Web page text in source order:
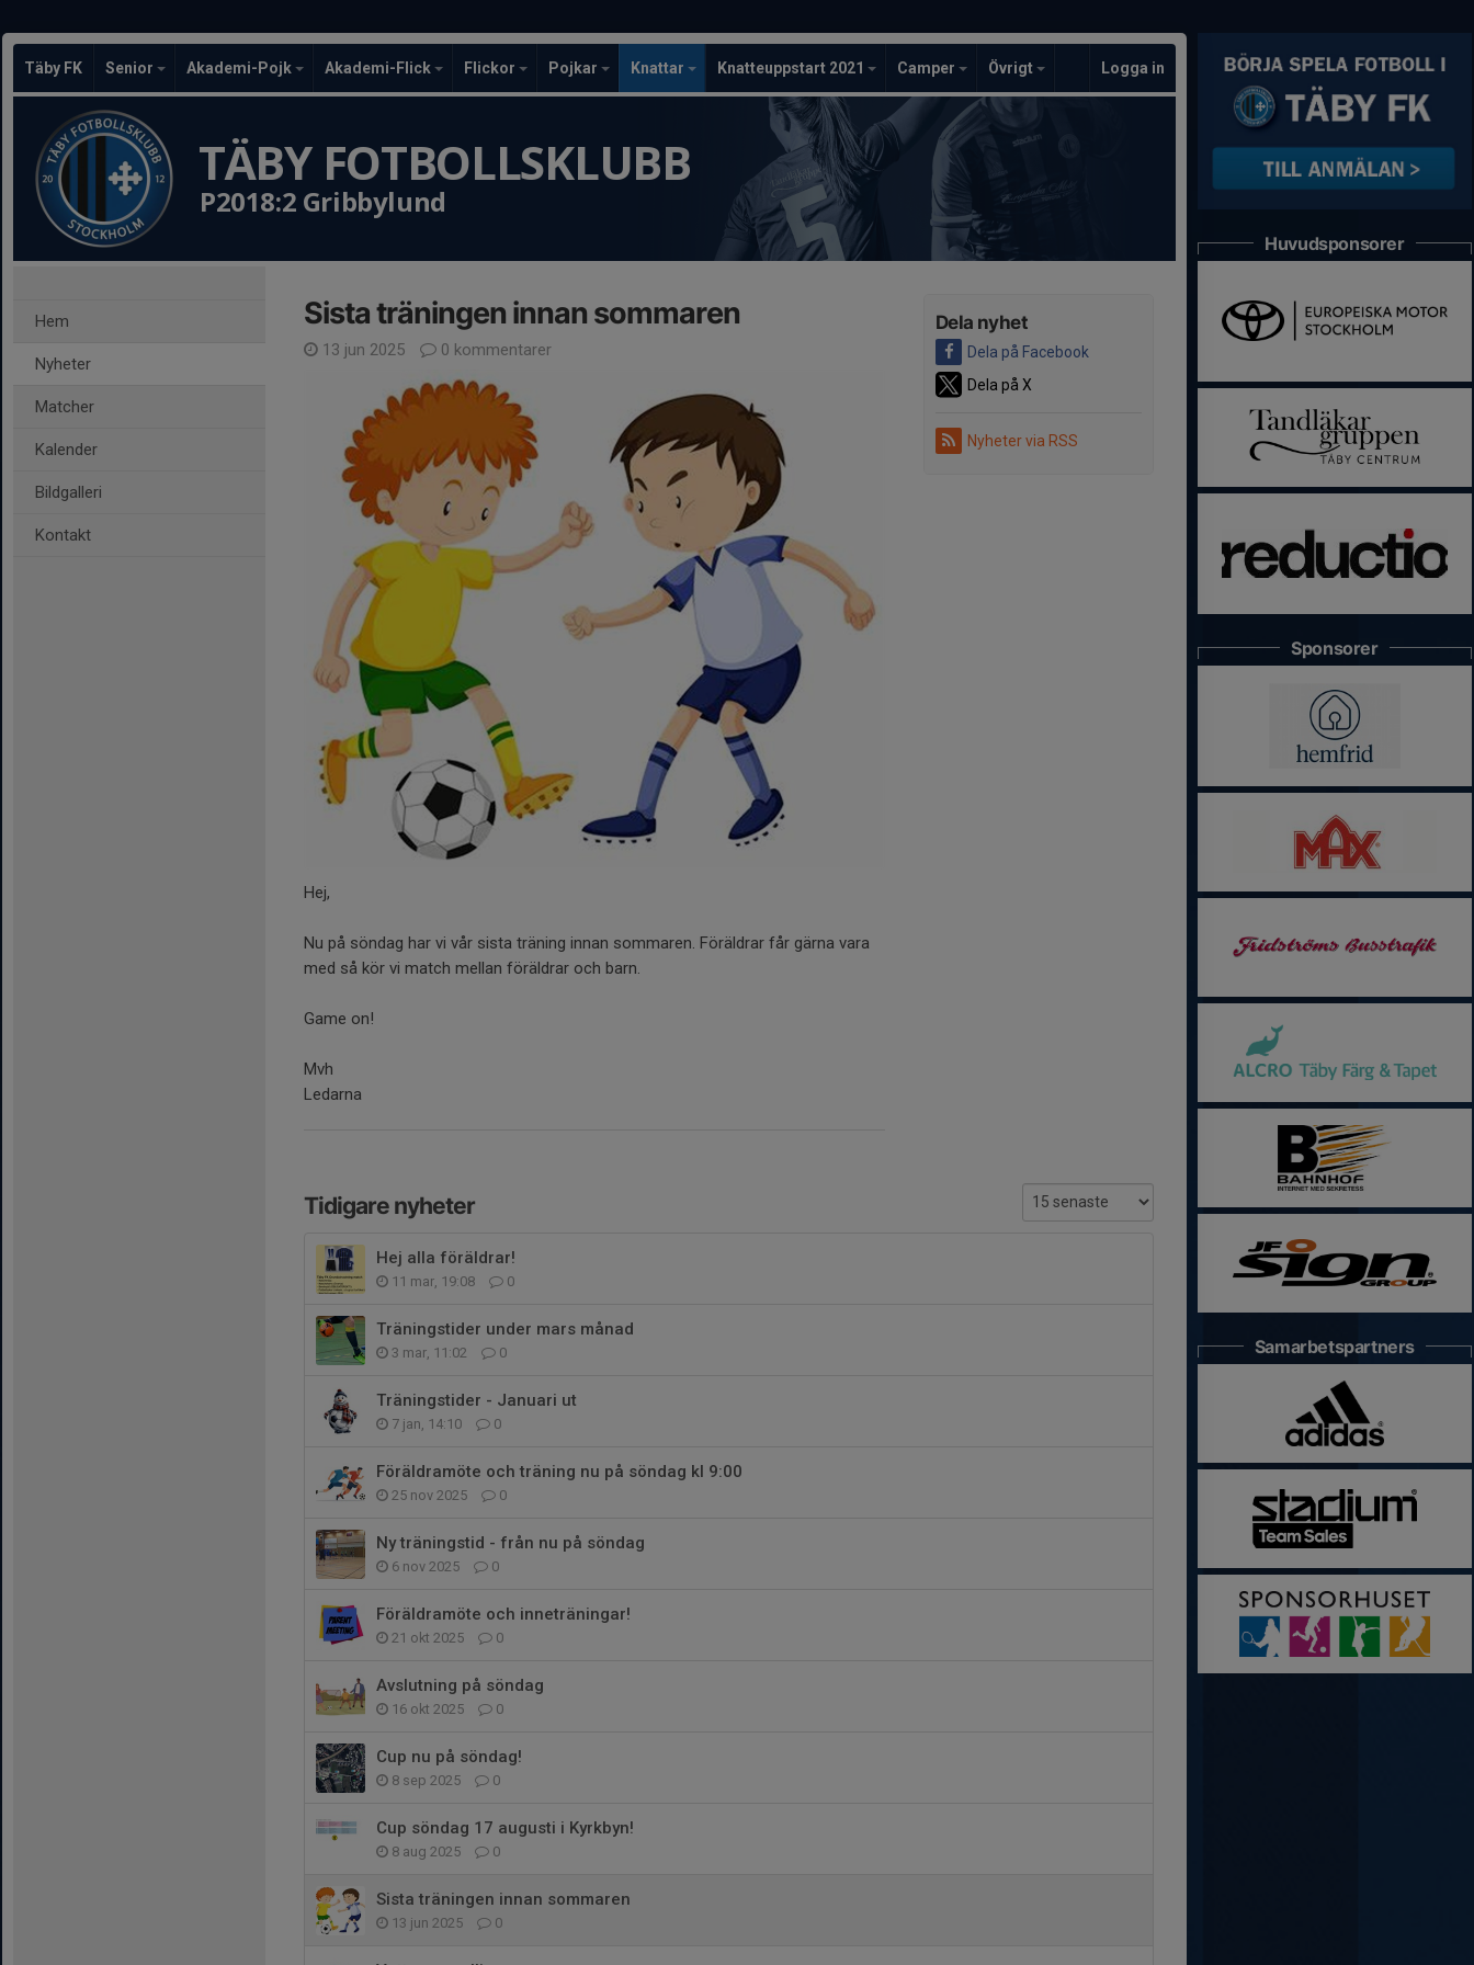
Täby FK Senior Akademi-Pojk Akademi-Flick Flickor Pojkar Knattar Knatteuppstart 2021 Camper Övrigt Logga in
TÄBY FOTBOLLSKLUBB
P2018:2 Gribbylund
Hem
Nyheter
Matcher
Kalender
Bildgalleri
Kontakt
Dela nyhet
Dela på Facebook
Dela på X
Nyheter via RSS
Sista träningen innan sommaren
13 jun 2025 0 kommentarer
Hej,
Nu på söndag har vi vår sista träning innan sommaren. Föräldrar får gärna vara
med så kör vi match mellan föräldrar och barn.
Game on!
Mvh
Ledarna
Tidigare nyheter
Hej alla föräldrar!
11 mar, 19:08 0
Träningstider under mars månad
3 mar, 11:02 0
Träningstider - Januari ut
7 jan, 14:10 0
Föräldramöte och träning nu på söndag kl 9:00
25 nov 2025 0
Ny träningstid - från nu på söndag
6 nov 2025 0
Föräldramöte och inneträningar!
21 okt 2025 0
Avslutning på söndag
16 okt 2025 0
Cup nu på söndag!
8 sep 2025 0
Cup söndag 17 augusti i Kyrkbyn!
8 aug 2025 0
Sista träningen innan sommaren
13 jun 2025 0
Huvudsponsorer
Sponsorer
Samarbetspartners